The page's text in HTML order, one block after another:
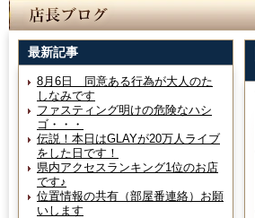
最新記事
8月6日 同意ある行為が大人のた
しなみです
ファスティング明けの危険なハシ
ゴ・・・
伝説！本日はGLAYが20万人ライブ
をした日です！
県内アクセスランキング1位のお店
です♪
位置情報の共有（部屋番連絡）お願
いします